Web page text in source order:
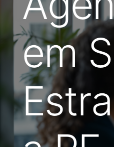
em